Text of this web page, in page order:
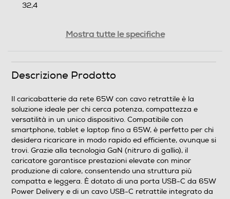
32,4
Informazioni sulla sicurezza del prodotto
Clicca qui
Mostra tutte le specifiche
Descrizione Prodotto
Il caricabatterie da rete 65W con cavo retrattile è la
soluzione ideale per chi cerca potenza, compattezza e
versatilità in un unico dispositivo. Compatibile con
smartphone, tablet e laptop fino a 65W, è perfetto per chi
desidera ricaricare in modo rapido ed efficiente, ovunque si
trovi. Grazie alla tecnologia GaN (nitruro di gallio), il
caricatore garantisce prestazioni elevate con minor
produzione di calore, consentendo una struttura più
compatta e leggera. È dotato di una porta USB-C da 65W
Power Delivery e di un cavo USB-C retrattile integrato da